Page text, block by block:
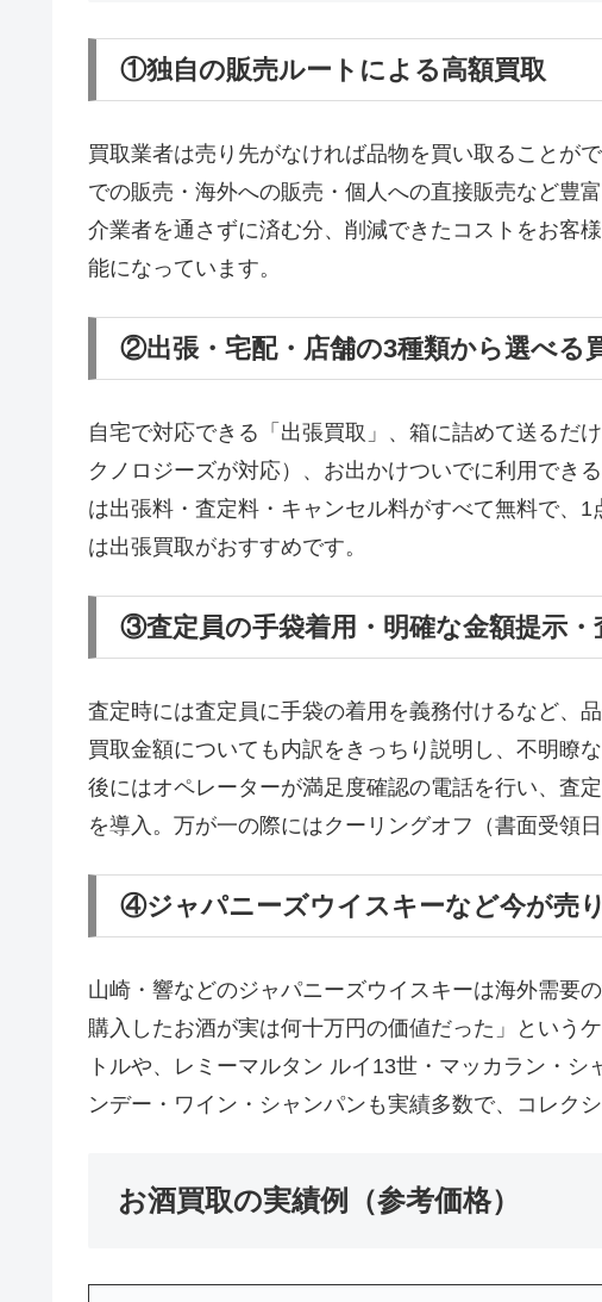
①独自の販売ルートによる高額買取
買取業者は売り先がなければ品物を買い取ることが
での販売・海外への販売・個人への直接販売など豊
介業者を通さずに済む分、削減できたコストをお客
能になっています。
②出張・宅配・店舗の3種類から選べる
自宅で対応できる「出張買取」、箱に詰めて送るだ
クノロジーズが対応）、お出かけついでに利用でき
は出張料・査定料・キャンセル料がすべて無料で、
は出張買取がおすすめです。
③査定員の手袋着用・明確な金額提示
査定時には査定員に手袋の着用を義務付けるなど、
買取金額についても内訳をきっちり説明し、不明瞭
後にはオペレーターが満足度確認の電話を行い、査
を導入。万が一の際にはクーリングオフ（書面受領
④ジャパニーズウイスキーなど今が売
山崎・響などのジャパニーズウイスキーは海外需要
購入したお酒が実は何十万円の価値だった」という
トルや、レミーマルタン ルイ13世・マッカラン・
ンデー・ワイン・シャンパンも実績多数で、コレク
お酒買取の実績例（参考価格）